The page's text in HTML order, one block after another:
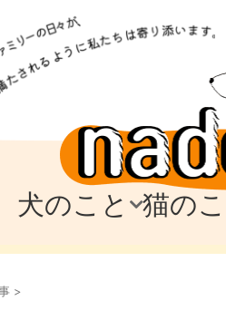
犬のこと
イテム
猫の
イテム
>